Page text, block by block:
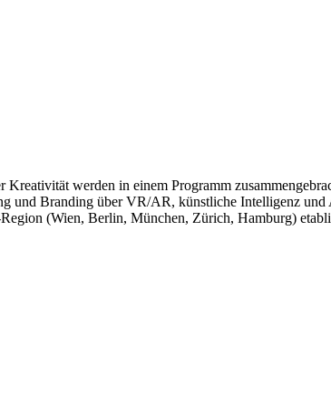
Kreativität werden in einem Programm
und Branding über VR/AR, künstliche Intelligenz
(Wien, Berlin, München, Zürich, Hamburg)